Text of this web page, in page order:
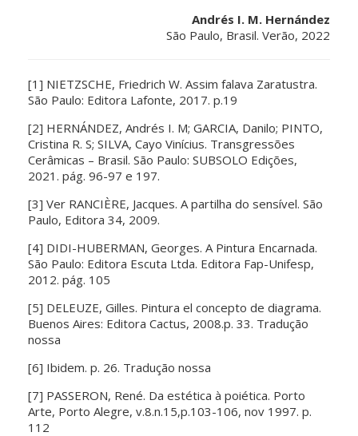
Andrés I. M. Hernández
São Paulo, Brasil. Verão, 2022
[1] NIETZSCHE, Friedrich W. Assim falava Zaratustra.
São Paulo: Editora Lafonte, 2017. p.19
[2] HERNÁNDEZ, Andrés I. M; GARCIA, Danilo; PINTO,
Cristina R. S; SILVA, Cayo Vinícius. Transgressões
Cerâmicas – Brasil. São Paulo: SUBSOLO Edições,
2021. pág. 96-97 e 197.
[3] Ver RANCIÈRE, Jacques. A partilha do sensível. São
Paulo, Editora 34, 2009.
[4] DIDI-HUBERMAN, Georges. A Pintura Encarnada.
São Paulo: Editora Escuta Ltda. Editora Fap-Unifesp,
2012. pág. 105
[5] DELEUZE, Gilles. Pintura el concepto de diagrama.
Buenos Aires: Editora Cactus, 2008.p. 33. Tradução
nossa
[6] Ibidem. p. 26. Tradução nossa
[7] PASSERON, René. Da estética à poiética. Porto
Arte, Porto Alegre, v.8.n.15,p.103-106, nov 1997. p.
112